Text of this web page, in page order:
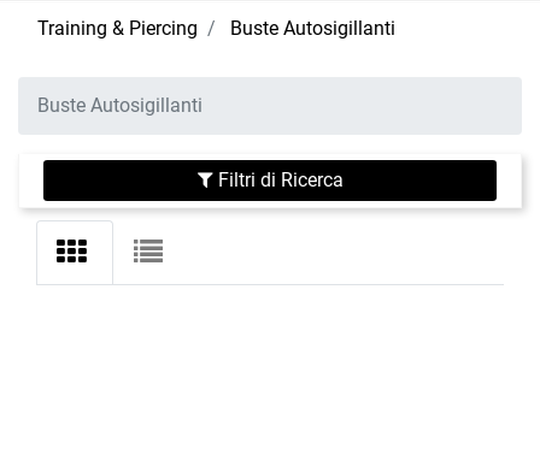
Training & Piercing Buste Autosigillanti
Buste Autosigillanti
Filtri di Ricerca